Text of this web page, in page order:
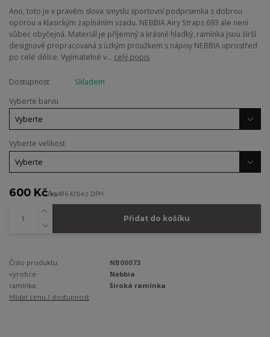
Ano, toto je v pravém slova smyslu sportovní podprsenka s dobrou
oporou a klasickým zapínáním vzadu. NEBBIA Airy Straps 693 ale není
vůbec obyčejná. Materiál je příjemný a krásně hladký, ramínka jsou širší
designově propracovaná s úzkým proužkem s nápisy NEBBIA uprostřed
po celé délce. Vyjímatelné v... celý popis
Dostupnost
Skladem
Vyberte barvu
Vyberte velikost
600 Kč/ks496 Kčbez DPH
Přidat do košíku
Číslo produktu:
NB00073
výrobce:
Nebbia
ramínka:
široká ramínka
Hlídat cenu / dostupnost